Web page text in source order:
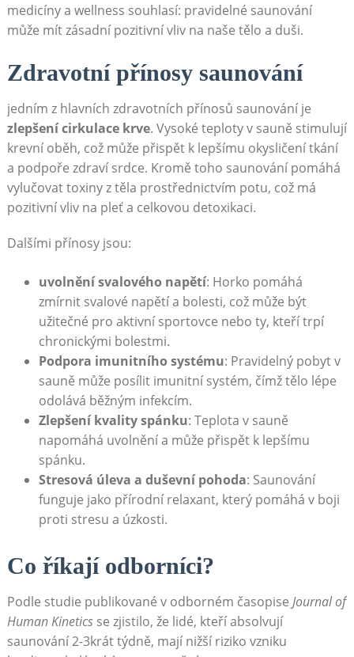
medicíny a wellness souhlasí: pravidelné saunování
může mít zásadní pozitivní vliv na naše tělo a duši.
Zdravotní přínosy saunování
jedním z hlavních zdravotních přínosů saunování je
zlepšení cirkulace krve. Vysoké teploty v sauně stimulují
krevní oběh, což může přispět k lepšímu okysličení tkání
a podpoře zdraví srdce. Kromě toho saunování pomáhá
vylučovat toxiny z těla prostřednictvím potu, což má
pozitivní vliv na pleť a celkovou detoxikaci.
Dalšími přínosy jsou:
uvolnění svalového napětí: Horko pomáhá
zmírnit svalové napětí a bolesti, což může být
užitečné pro aktivní sportovce nebo ty, kteří trpí
chronickými bolestmi.
Podpora imunitního systému: Pravidelný pobyt v
sauně může posílit imunitní systém, čímž tělo lépe
odolává běžným infekcím.
Zlepšení kvality spánku: Teplota v sauně
napomáhá uvolnění a může přispět k lepšímu
spánku.
Stresová úleva a duševní pohoda: Saunování
funguje jako přírodní relaxant, který pomáhá v boji
proti stresu a úzkosti.
Co říkají odborníci?
Podle studie publikované v odborném časopise Journal of
Human Kineticsse zjistilo, že lidé, kteří absolvují
saunování 2-3krát týdně, mají nižší riziko vzniku